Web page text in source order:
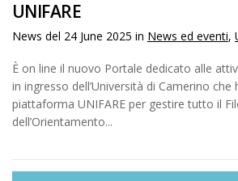
UNIFARE
News del 24 June 2025 in News ed eventi,
È on line il nuovo Portale dedicato alle
in ingresso dell’Università di Camerino
piattaforma UNIFARE per gestire tutto il
dell’Orientamento...